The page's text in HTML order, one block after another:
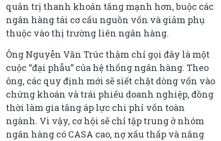
quản trị thanh khoản tăng mạnh hơn, buộc các
ngân hàng tái cơ cấu nguồn vốn và giảm phụ
thuộc vào thị trường liên ngân hàng.
Ông Nguyễn Văn Trúc thậm chí gọi đây là một
cuộc “đại phẫu” của hệ thống ngân hàng. Theo
ông, các quy định mới sẽ siết chặt dòng vốn vào
chứng khoán và trái phiếu doanh nghiệp, đồng
thời làm gia tăng áp lực chi phí vốn toàn
ngành. Vì vậy, cơ hội sẽ chỉ tập trung ở nhóm
ngân hàng có CASA cao, nợ xấu thấp và năng